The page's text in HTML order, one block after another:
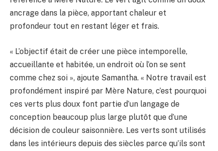
ancrage dans la pièce, apportant chaleur et
profondeur tout en restant léger et frais.
« L’objectif était de créer une pièce intemporelle,
accueillante et habitée, un endroit où l’on se sent
comme chez soi », ajoute Samantha. « Notre travail est
profondément inspiré par Mère Nature, c’est pourquoi
ces verts plus doux font partie d’un langage de
conception beaucoup plus large plutôt que d’une
décision de couleur saisonnière. Les verts sont utilisés
dans les intérieurs depuis des siècles parce qu’ils sont